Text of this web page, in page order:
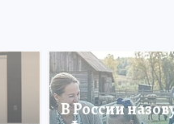
В России